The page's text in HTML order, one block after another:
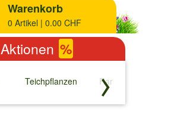
Warenkorb
0 Artikel | 0.00 CHF
Aktionen %
Teichpflanzen
↓
Raritäten
↓